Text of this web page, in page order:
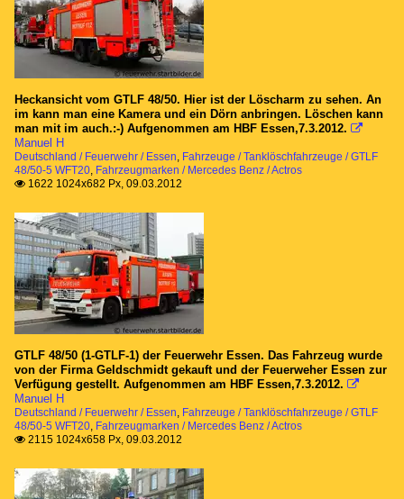
Heckansicht vom GTLF 48/50. Hier ist der Löscharm zu sehen. An
im kann man eine Kamera und ein Dörn anbringen. Löschen kann
man mit im auch.:-) Aufgenommen am HBF Essen,7.3.2012. 
Manuel H
Deutschland / Feuerwehr / Essen, Fahrzeuge / Tanklöschfahrzeuge / GTLF
48/50-5 WFT20, Fahrzeugmarken / Mercedes Benz / Actros
 1622 1024x682 Px, 09.03.2012
GTLF 48/50 (1-GTLF-1) der Feuerwehr Essen. Das Fahrzeug wurde
von der Firma Geldschmidt gekauft und der Feuerweher Essen zur
Verfügung gestellt. Aufgenommen am HBF Essen,7.3.2012. 
Manuel H
Deutschland / Feuerwehr / Essen, Fahrzeuge / Tanklöschfahrzeuge / GTLF
48/50-5 WFT20, Fahrzeugmarken / Mercedes Benz / Actros
 2115 1024x658 Px, 09.03.2012